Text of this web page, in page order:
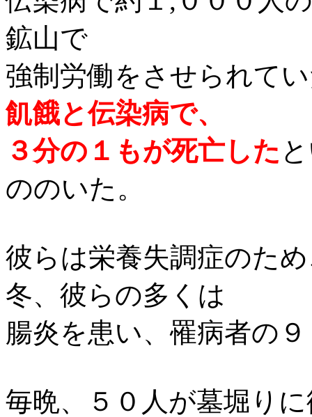
鉱山で
強制労働をさせられて
飢餓と伝染病で、
３分の１もが死亡した
ののいた。
彼らは栄養失調症のた
冬、彼らの多くは
腸炎を患い、罹病者の
毎晩、５０人が墓堀り